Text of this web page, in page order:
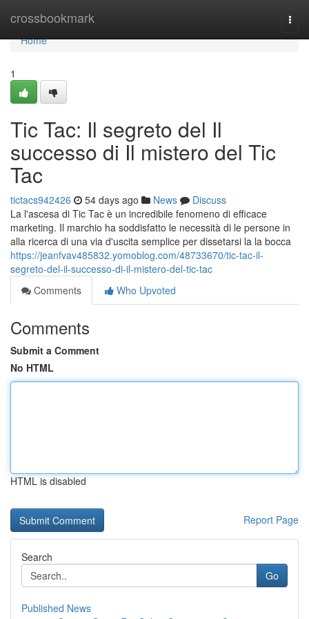
crossbookmark
Home
Home
1
Tic Tac: Il segreto del Il
successo di Il mistero del Tic
Tac
tictacs942426 54 days ago News
Discuss
La l'ascesa di Tic Tac è un incredibile fenomeno di efficace
marketing. Il marchio ha soddisfatto le necessità di le persone in
alla ricerca di una via d'uscita semplice per dissetarsi la la bocca
https://jeanfvav485832.yomoblog.com/48733670/tic-tac-il-
segreto-del-il-successo-di-il-mistero-del-tic-tac
Comments
Who Upvoted
Comments
Submit a Comment
No HTML
HTML is disabled
Report Page
Search
Go
Published News